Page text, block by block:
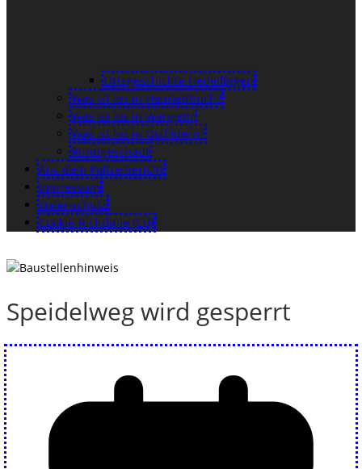
Ortsgeschichte Hedelfingen
Was ist los in Heuriedbuch?
Was ist los in Wangen?
Was ist los in Ostfildern?
Rundgeschaut
Aus dem Polizeibericht
Impressum
Datenschutz
Cookie-Richtlinie (EU)
Speidelweg wird gesperrt